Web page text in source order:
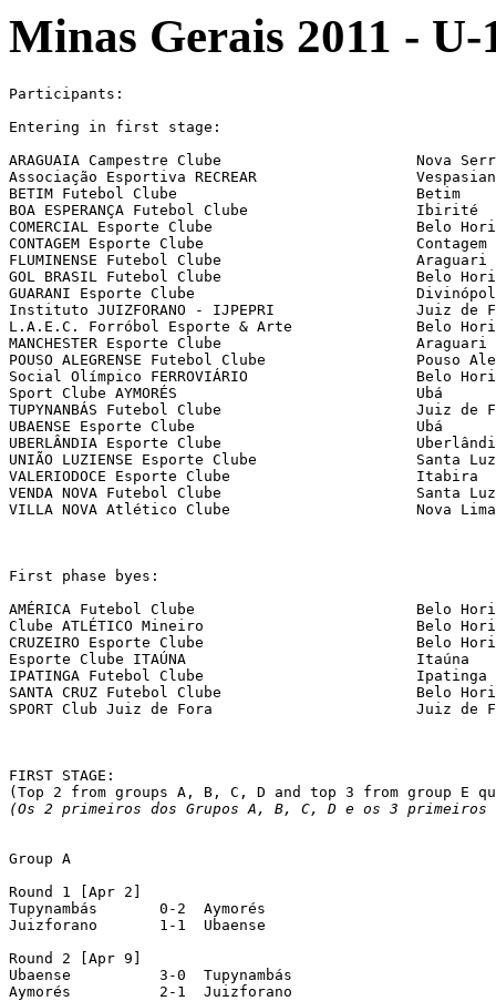
Minas Gerais 2011 -
Participants:
Entering in first stage:
ARAGUAIA Campestre Clube                      Nova
Associação Esportiva RECREAR
BETIM Futebol Clube                           Betim
BOA ESPERANÇA Futebol Clube                   Ibirité
COMERCIAL Esporte Clube                       Belo
CONTAGEM Esporte Clube                        Contagem
FLUMINENSE Futebol Clube                      Araguari
GOL BRASIL Futebol Clube                      Belo
GUARANI Esporte Clube
Instituto JUIZFORANO - IJPEPRI                Juiz de
L.A.E.C. Forróbol Esporte & Arte              Belo
MANCHESTER Esporte Clube                      Araguari
POUSO ALEGRENSE Futebol Clube                 Pouso
Social Olímpico FERROVIÁRIO                   Belo
Sport Clube AYMORÉS                           Ubá
TUPYNANBÁS Futebol Clube                      Juiz de
UBAENSE Esporte Clube                         Ubá
UBERLÂNDIA Esporte Clube
UNIÃO LUZIENSE Esporte Clube                  Santa
VALERIODOCE Esporte Clube                     Itabira
VENDA NOVA Futebol Clube                      Santa
VILLA NOVA Atlético Clube                     Nova Lima
First phase byes:
AMÉRICA Futebol Clube                         Belo
Clube ATLÉTICO Mineiro                        Belo
CRUZEIRO Esporte Clube                        Belo
Esporte Clube ITAÚNA                          Itaúna
IPATINGA Futebol Clube                        Ipatinga
SANTA CRUZ Futebol Clube                      Belo
SPORT Club Juiz de Fora                       Juiz de
FIRST STAGE:
(Os 2 primeiros dos Grupos A, B, C, D e os 3
Group A
Round 1 [Apr 2]
Tupynambás   	 0-2  Aymorés
Juizforano   	 1-1  Ubaense
Round 2 [Apr 9]
Ubaense    	 3-0  Tupynambás
Aymorés     	 2-1  Juizforano